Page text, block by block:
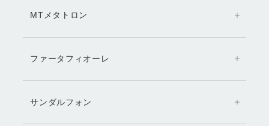
MTメタトロン
ファータフィオーレ
サンダルフォン